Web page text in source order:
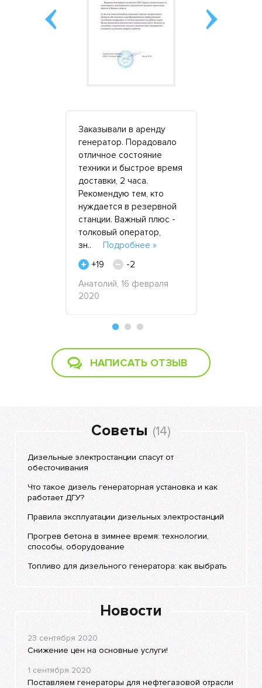
Заказывали в аренду
генератор. Порадовало
отличное состояние
техники и быстрое время
доставки, 2 часа.
Рекомендую тем, кто
нуждается в резервной
станции. Важный плюс -
толковый оператор,
зн.. Подробнее »
+19
-2
Анатолий, 16 февраля
2020
НАПИСАТЬ ОТЗЫВ
Советы (14)
Дизельные электростанции спасут от
обесточивания
Что такое дизель генераторная установка и как
работает ДГУ?
Правила эксплуатации дизельных электростанций
Прогрев бетона в зимнее время: технологии,
способы, оборудование
Топливо для дизельного генератора: как выбрать
Новости
23 сентября 2020
Снижение цен на основные услуги!
1 сентября 2020
Поставляем генераторы для нефтегазовой отрасли